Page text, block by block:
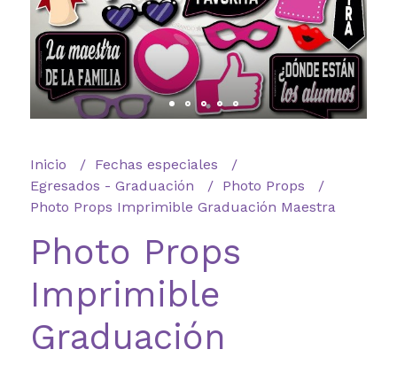
Inicio
Fechas especiales
Egresados - Graduación
Photo Props
Photo Props Imprimible Graduación Maestra
Photo Props
Imprimible
Graduación